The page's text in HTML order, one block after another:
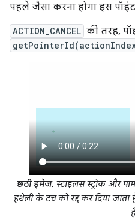
पहले जैसा करना होगा इस
ACTION_CANCEL की तरह,
छठी इमेज. स्टाइलस स्ट्रोक और
हथेली के टच को रद्द कर दिया